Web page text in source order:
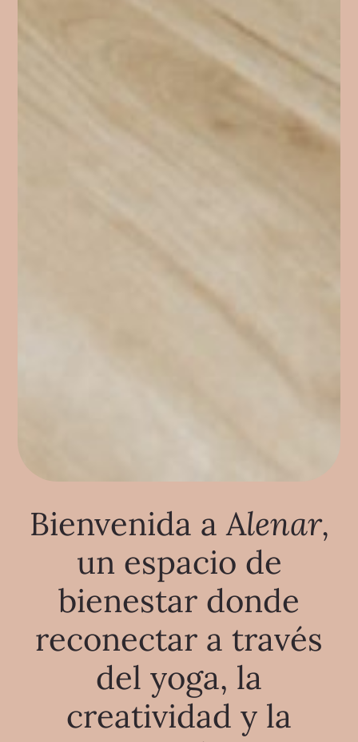
Bienvenida a Alenar,
un espacio de
bienestar donde
reconectar a través
del yoga, la
creatividad y la